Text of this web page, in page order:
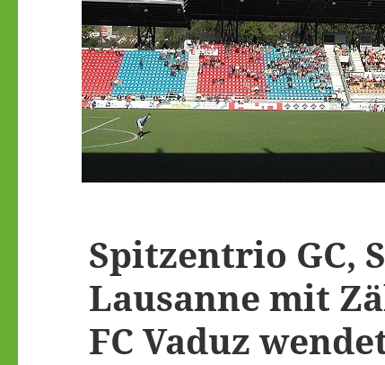
Spitzentrio GC,
Lausanne mit
FC Vaduz